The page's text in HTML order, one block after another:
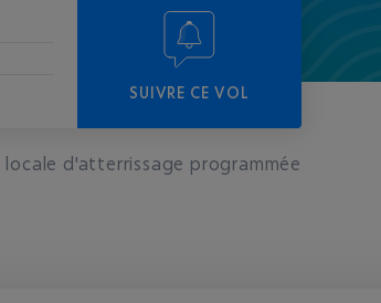
SUIVRE CE VOL
locale d'atterrissage programmée